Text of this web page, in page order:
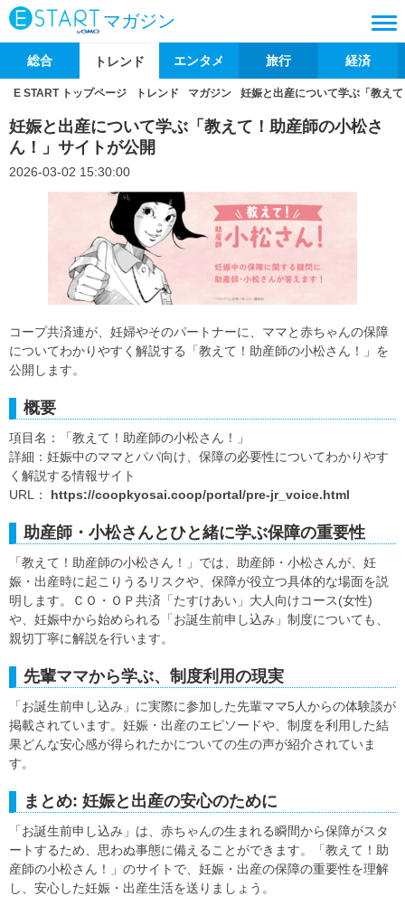
マガジン
総合 トレンド エンタメ 旅行 経済
E START トップページ トレンド マガジン 妊娠と出産について学ぶ「教え
妊娠と出産について学ぶ「教えて！助産師の小松さ
ん！」サイトが公開
2026-03-02 15:30:00
コープ共済連が、妊婦やそのパートナーに、ママと赤ちゃんの保障
についてわかりやすく解説する「教えて！助産師の小松さん！」を
公開します。
概要
項目名：「教えて！助産師の小松さん！」
詳細：妊娠中のママとパパ向け、保障の必要性についてわかりやす
く解説する情報サイト
URL： https://coopkyosai.coop/portal/pre-jr_voice.html
助産師・小松さんとひと緒に学ぶ保障の重要性
「教えて！助産師の小松さん！」では、助産師・小松さんが、妊
娠・出産時に起こりうるリスクや、保障が役立つ具体的な場面を説
明します。ＣＯ・ＯＰ共済「たすけあい」大人向けコース(女性)
や、妊娠中から始められる「お誕生前申し込み」制度についても、
親切丁寧に解説を行います。
先輩ママから学ぶ、制度利用の現実
「お誕生前申し込み」に実際に参加した先輩ママ5人からの体験談が
掲載されています。妊娠・出産のエピソードや、制度を利用した結
果どんな安心感が得られたかについての生の声が紹介されていま
す。
まとめ: 妊娠と出産の安心のために
「お誕生前申し込み」は、赤ちゃんの生まれる瞬間から保障がスタ
ートするため、思わぬ事態に備えることができます。「教えて！助
産師の小松さん！」のサイトで、妊娠・出産の保障の重要性を理解
し、安心した妊娠・出産生活を送りましょう。